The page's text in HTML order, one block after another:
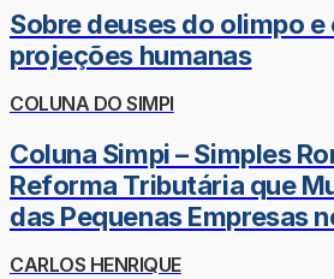
Sobre deuses do olimpo
projeções humanas
COLUNA DO SIMPI
Coluna Simpi – Simples
Reforma Tributária que
das Pequenas Empresas
CARLOS HENRIQUE